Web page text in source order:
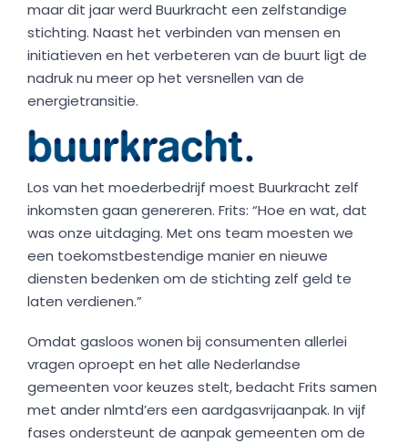
maar dit jaar werd Buurkracht een zelfstandige
stichting. Naast het verbinden van mensen en
initiatieven en het verbeteren van de buurt ligt de
nadruk nu meer op het versnellen van de
energietransitie.
Los van het moederbedrijf moest Buurkracht zelf
inkomsten gaan genereren. Frits: “Hoe en wat, dat
was onze uitdaging. Met ons team moesten we
een toekomstbestendige manier en nieuwe
diensten bedenken om de stichting zelf geld te
laten verdienen.”
Omdat gasloos wonen bij consumenten allerlei
vragen oproept en het alle Nederlandse
gemeenten voor keuzes stelt, bedacht Frits samen
met ander nlmtd’ers een aardgasvrijaanpak. In vijf
fases ondersteunt de aanpak gemeenten om de